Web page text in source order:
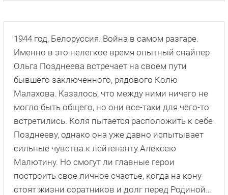
1944 год, Белоруссия. Война в самом разгаре.
Именно в это нелегкое время опытный снайпер
Ольга Позднеева встречает на своем пути
бывшего заключенного, рядового Колю
Малахова. Казалось, что между ними ничего не
могло быть общего, но они все-таки для чего-то
встретились. Коля пытается расположить к себе
Позднееву, однако она уже давно испытывает
сильные чувства к лейтенанту Алексею
Малютину. Но смогут ли главные герои
построить свое личное счастье, когда на кону
стоят жизни соратников и долг перед Родиной…